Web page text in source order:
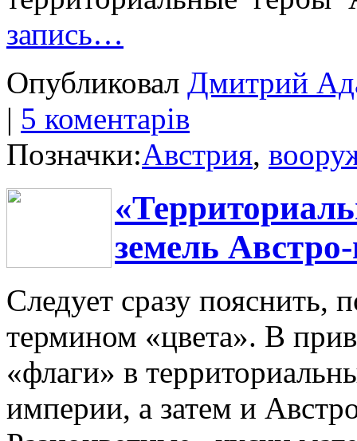
запись…
Опубликовал Дмитрий
| 5 коментарів
Позначки:Австрия,
земель
Следует сразу пояснить,
термином «цвета». В
«флаги» в
империи, а затем и